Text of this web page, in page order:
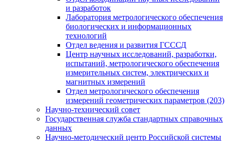
и разработок
Лаборатория метрологического обеспечения
биологических и информационных
технологий
Отдел ведения и развития ГСССД
Центр научных исследований, разработки,
испытаний, метрологического обеспечения
измерительных систем, электрических и
магнитных измерений
Отдел метрологического обеспечения
измерений геометрических параметров (203)
Научно-технический совет
Государственная служба стандартных справочных
данных
Научно-методический центр Российской системы